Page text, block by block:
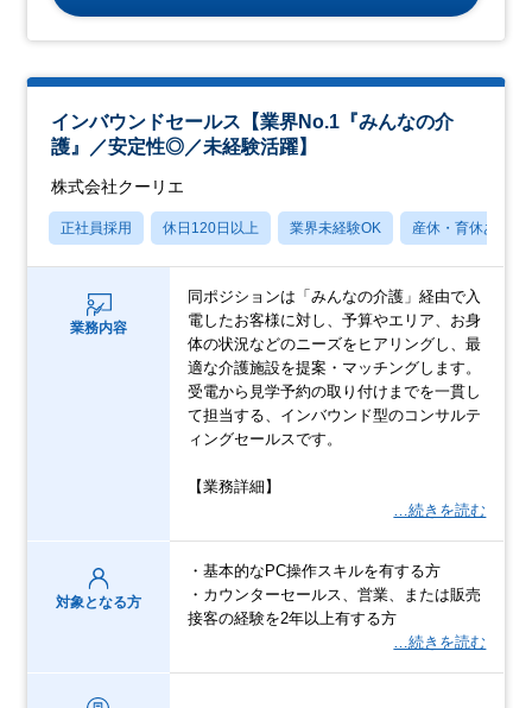
インバウンドセールス【業界No.1『みんなの介
護』／安定性◎／未経験活躍】
株式会社クーリエ
正社員採用 休日120日以上 業界未経験OK 産休・育休あり
業務内容
同ポジションは「みんなの介護」経由で入
電したお客様に対し、予算やエリア、お身
体の状況などのニーズをヒアリングし、最
適な介護施設を提案・マッチングします。
受電から見学予約の取り付けまでを一貫し
て担当する、インバウンド型のコンサルテ
ィングセールスです。
【業務詳細】
…続きを読む
対象となる方
・基本的なPC操作スキルを有する方
・カウンターセールス、営業、または販売
接客の経験を2年以上有する方
…続きを読む